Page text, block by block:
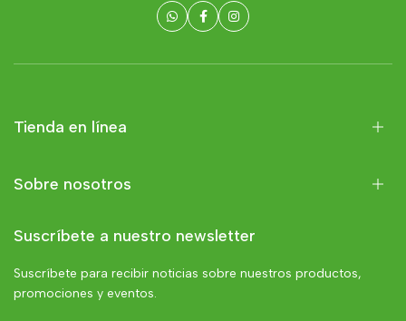
Tienda en línea
Sobre nosotros
Suscríbete a nuestro newsletter
Suscríbete para recibir noticias sobre nuestros productos,
promociones y eventos.